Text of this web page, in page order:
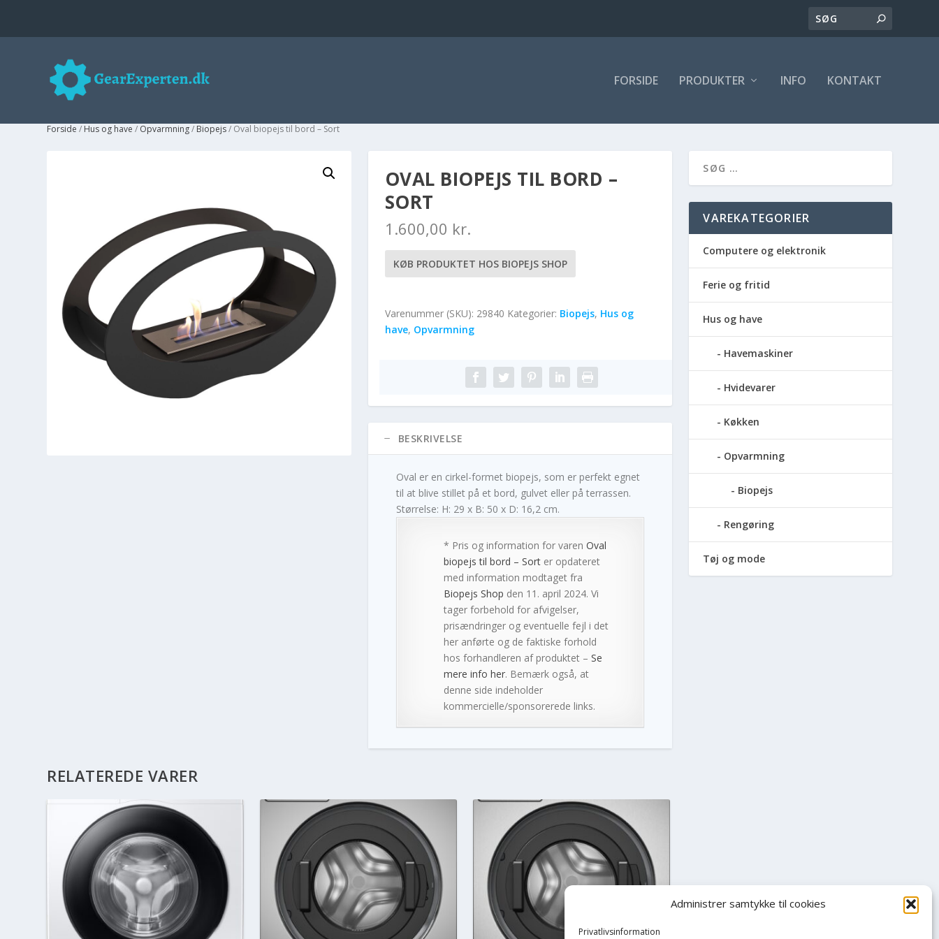
Administrer samtykke til cookies
Privatlivsinformation
FORSIDE PRODUKTER INFO KONTAKT
Forside / Hus og have / Opvarmning/ Biopejs/ Oval biopejs til bord – Sort
OVAL BIOPEJS TIL BORD –
SORT
1.600,00 kr.
KØB PRODUKTET HOS BIOPEJS SHOP
Varenummer (SKU): 29840 Kategorier: Biopejs, Hus og
have, Opvarmning
BESKRIVELSE
Oval er en cirkel-formet biopejs, som er perfekt egnet
til at blive stillet på et bord, gulvet eller på terrassen.
Størrelse: H: 29 x B: 50 x D: 16,2 cm.
* Pris og information for varen Oval
biopejs til bord – Sorter opdateret
med information modtaget fra
Biopejs Shop den 11. april 2024. Vi
tager forbehold for afvigelser,
prisændringer og eventuelle fejl i det
her anførte og de faktiske forhold
hos forhandleren af produktet – Se
mere info her. Bemærk også, at
denne side indeholder
kommercielle/sponsorerede links.
RELATEREDE VARER
VAREKATEGORIER
Computere og elektronik
Ferie og fritid
Hus og have
Havemaskiner
Hvidevarer
Køkken
Opvarmning
Biopejs
Rengøring
Tøj og mode